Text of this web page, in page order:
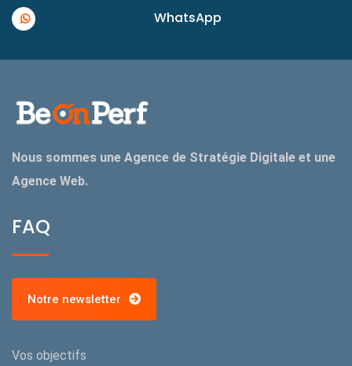
WhatsApp
Nous sommes une Agence de Stratégie Digitale et une
Agence Web.
FAQ
Notre newsletter
Vos objectifs